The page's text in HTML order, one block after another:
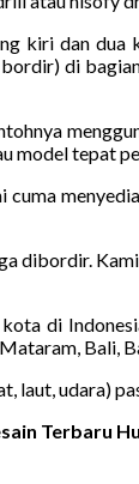
kiri dan
di
model tepat
cuma
dibordir.
di
Bali,
laut, udara)
Terbaru